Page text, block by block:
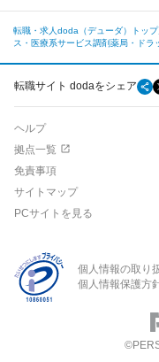
転職・求人doda（デューダ）トップ
ス・医療系サービス調剤薬局・ドラ
転職サイト dodaをシェア
ヘルプ
拠点一覧
免責事項
サイトマップ
PCサイトを見る
個人情報の取り
個人情報保護方